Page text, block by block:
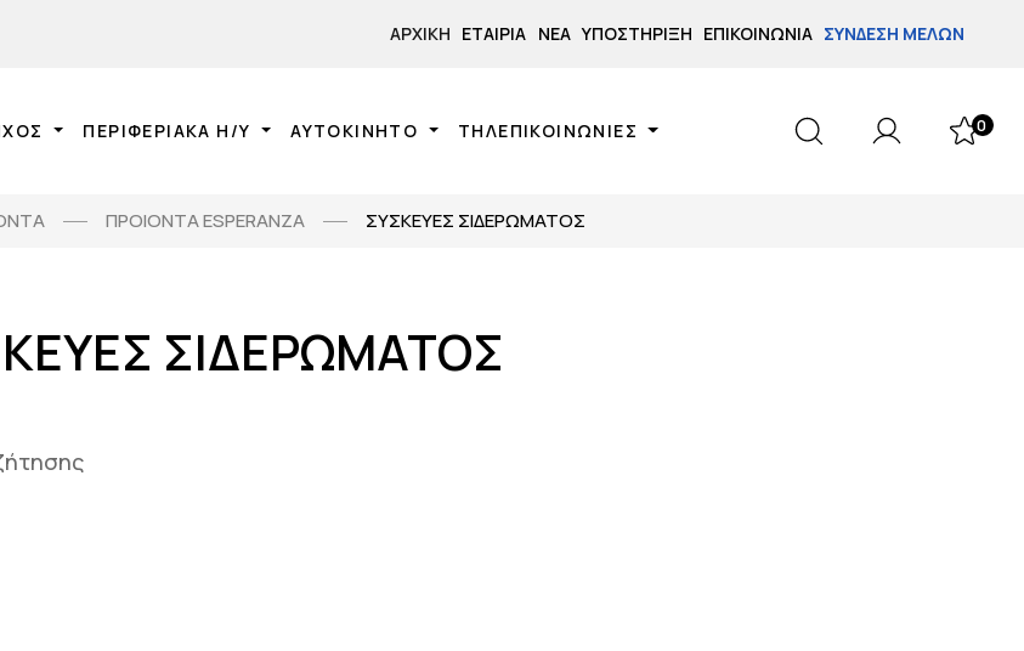
ΑΡΧΙΚΉ ΕΤΑΙΡΊΑ ΝΈΑ ΥΠΟΣΤΉΡΙΞΗ ΕΠΙΚΟΙΝΩΝΊΑ ΣΎΝΔΕΣΗ ΜΕΛΏΝ
ΠΕΡΙΦΕΡΙΑΚΑ Η/Υ ΑΥΤΟΚΙΝΗΤΟ ΤΗΛΕΠΙΚΟΙΝΩΝΙΕΣ 0
ΠΡΟΙΟΝΤΑ ESPERANZA ΣΥΣΚΕΥΕΣ ΣΙΔΕΡΩΜΑΤΟΣ
ΣΙΔΕΡΩΜΑΤΟΣ